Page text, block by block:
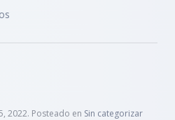
2022. Posteado en Sin categorizar